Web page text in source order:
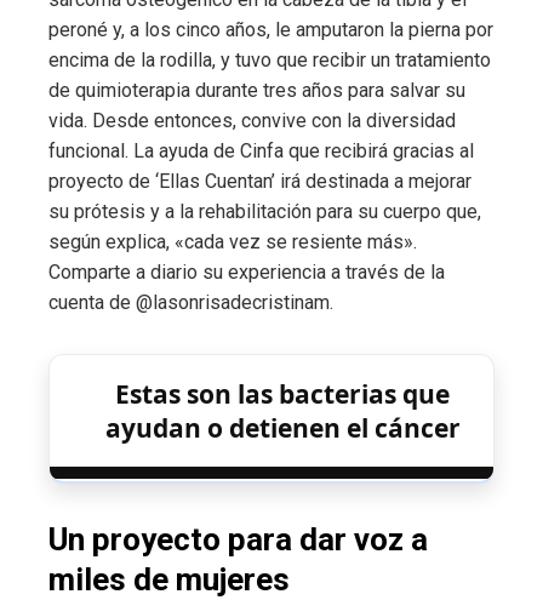
peroné y, a los cinco años, le amputaron la pierna por
encima de la rodilla, y tuvo que recibir un tratamiento
de quimioterapia durante tres años para salvar su
vida. Desde entonces, convive con la diversidad
funcional. La ayuda de Cinfa que recibirá gracias al
proyecto de ‘Ellas Cuentan’ irá destinada a mejorar
su prótesis y a la rehabilitación para su cuerpo que,
según explica, «cada vez se resiente más».
Comparte a diario su experiencia a través de la
cuenta de @lasonrisadecristinam.
Estas son las bacterias que
ayudan o detienen el cáncer
Un proyecto para dar voz a
miles de mujeres